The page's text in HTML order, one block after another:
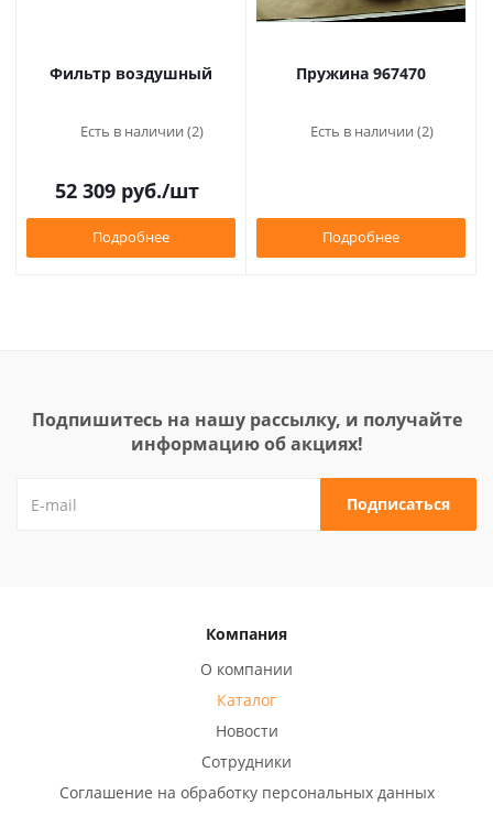
Фильтр воздушный
Есть в наличии (2)
52 309 руб./шт
Подробнее
Пружина 967470
Есть в наличии (2)
Подробнее
Подпишитесь на нашу рассылку, и получайте
информацию об акциях!
Компания
О компании
Каталог
Новости
Сотрудники
Соглашение на обработку персональных данных